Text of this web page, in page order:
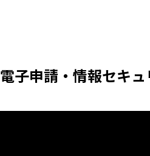
電⼦申請・情報セキ